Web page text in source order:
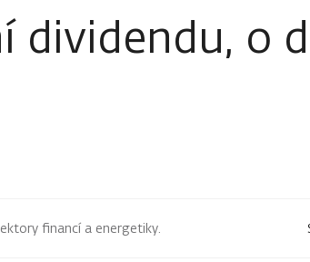
dividendu, o
financí a energetiky.